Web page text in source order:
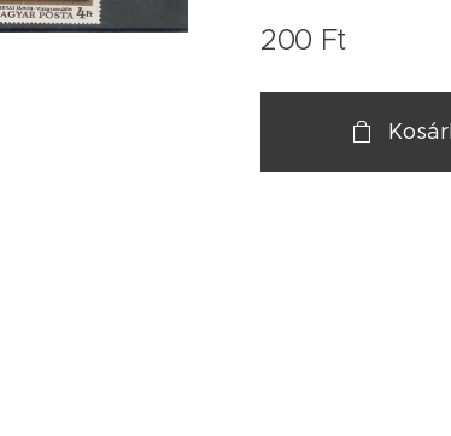
200 Ft